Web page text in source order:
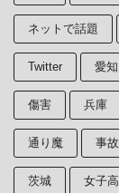
ネットで話題
Twitter 愛知
傷害 兵庫
通り魔 事故
茨城 女子